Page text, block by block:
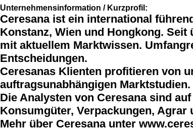
Unternehmensinformation / Kurzprofil:
Ceresana ist ein international
Konstanz, Wien und Hongkong.
mit aktuellem Marktwissen.
Entscheidungen.
Ceresanas Klienten profitieren von
auftragsunabhängigen Marktstudien.
Die Analysten von Ceresana sind
Konsumgüter, Verpackungen, Agrar
Mehr über Ceresana unter